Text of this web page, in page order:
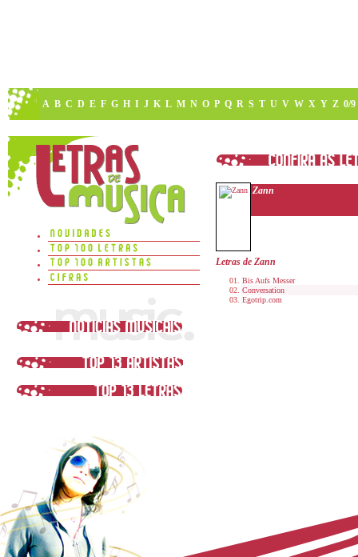
A B C D E F G H I J K L M N O P Q R S T U V W X Y Z 0/9
Zann
Letras de Zann
Bis Aufs Messer
Conversation
Egotrip.com